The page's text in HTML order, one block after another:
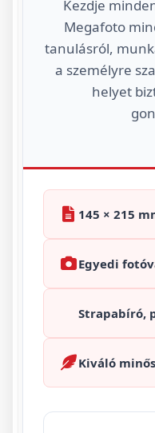
Kezdje
Megafoto
tanulásról,
a személyre
helyet
145 × 215
Egyedi
Strapabíró,
Kiváló